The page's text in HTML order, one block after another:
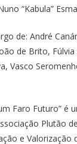
“Kabula”
de: André
de Brito,
Vasco
Faro Futuro” é
Plutão
e Valorização